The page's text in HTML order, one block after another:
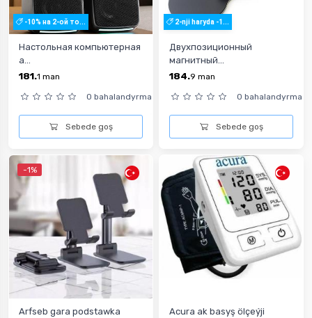
-10% на 2-ой то...
Настольная компьютерная
а...
181.1 man
0 bahalandyrma
Sebede goş
2-nji haryda -1...
Двухпозиционный
магнитный...
184.9 man
0 bahalandyrma
Sebede goş
-1%
Arfseb gara podstawka Acura ak basyş ölçeýji